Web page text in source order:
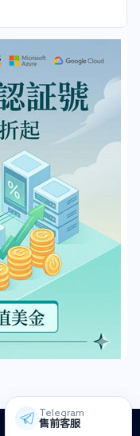
Telegram
售前客服